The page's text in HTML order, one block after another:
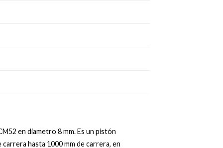
en diametro 8 mm. Es un pistón
hasta 1000 mm de carrera, en